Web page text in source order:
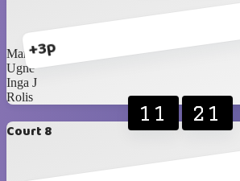
+3p
Marius
Ugnė
Inga J
Rolis
Court 8
11 21